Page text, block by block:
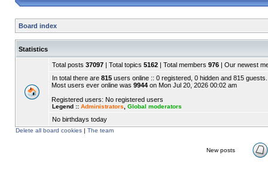
Board index
Statistics
Total posts 37097 | Total topics 5162 | Total members 976 | Our newest
In total there are 815 users online :: 0 registered, 0 hidden and 815 guests.
Most users ever online was 9944 on Mon Jul 20, 2026 00:02 am
Registered users: No registered users
Legend :: Administrators Global moderators
No birthdays today
Delete all board cookies | The team
New posts